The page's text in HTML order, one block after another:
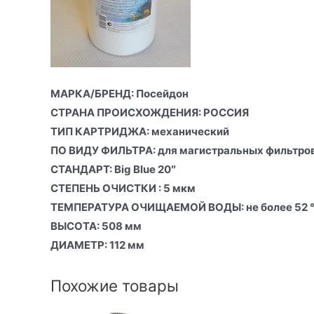
МАРКА/БРЕНД: Посейдон
СТРАНА ПРОИСХОЖДЕНИЯ: РОССИЯ
ТИП КАРТРИДЖА: механический
ПО ВИДУ ФИЛЬТРА:для магистральных
СТАНДАРТ: Big Blue 20″
СТЕПЕНЬ ОЧИСТКИ : 5 мкм
ТЕМПЕРАТУРА ОЧИЩАЕМОЙ ВОДЫ: не более 52
ВЫСОТА: 508 мм
ДИАМЕТР:112 мм
Похожие товары